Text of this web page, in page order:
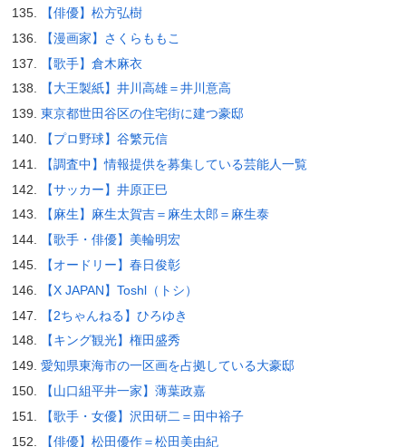
【俳優】松方弘樹
【漫画家】さくらももこ
【歌手】倉木麻衣
【大王製紙】井川高雄＝井川意高
東京都世田谷区の住宅街に建つ豪邸
【プロ野球】谷繁元信
【調査中】情報提供を募集している芸能人一覧
【サッカー】井原正巳
【麻生】麻生太賀吉＝麻生太郎＝麻生泰
【歌手・俳優】美輪明宏
【オードリー】春日俊彰
【X JAPAN】Toshl（トシ）
【2ちゃんねる】ひろゆき
【キング観光】権田盛秀
愛知県東海市の一区画を占拠している大豪邸
【山口組平井一家】薄葉政嘉
【歌手・女優】沢田研二＝田中裕子
【俳優】松田優作＝松田美由紀